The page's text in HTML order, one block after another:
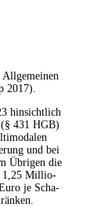
2017).
hin­sicht­lich
(§ 431 HGB)
und bei
Übrigen die
1,25 Mil­lio­
je Scha­